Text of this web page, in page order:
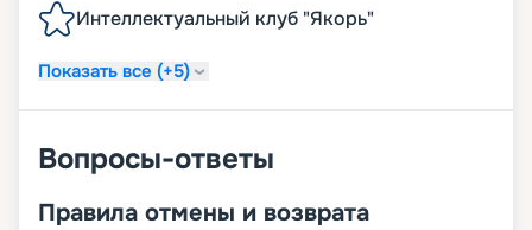
Интеллектуальный клуб "Якорь"
Показать все (+5)
Вопросы-ответы
Правила отмены и возврата